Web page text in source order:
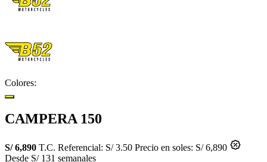
Colores:
CAMPERA 150
S/ 6,890 T.C. Referencial: S/ 3.50 Precio en soles: S/ 6,890
Desde S/ 131 semanales